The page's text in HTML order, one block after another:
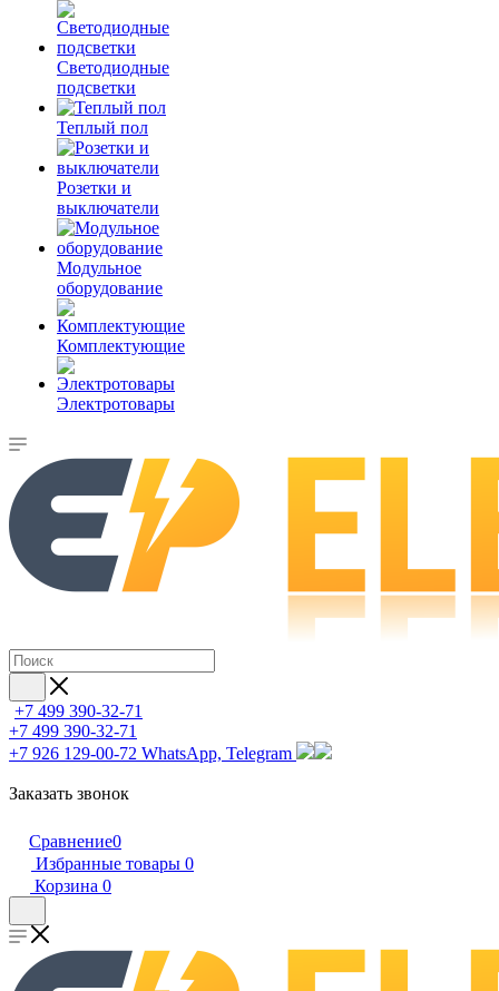
Светодиодные
подсветки
Теплый пол
Розетки и
выключатели
Модульное
оборудование
Комплектующие
Электротовары
+7 499 390-32-71
+7 499 390-32-71
+7 926 129-00-72 WhatsApp, Telegram
Заказать звонок
Сравнение0
Избранные товары 0
Корзина 0